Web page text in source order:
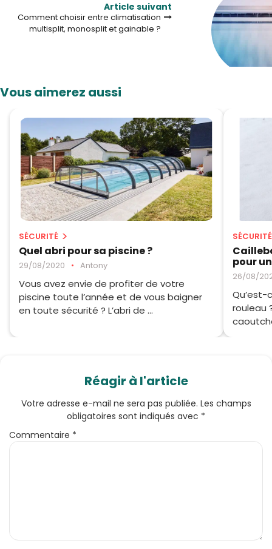
Article suivant
Comment choisir entre climatisation
multisplit, monosplit et gainable ?
Vous aimerez aussi
SÉCURITÉ
Quel abri pour sa piscine ?
29/08/2020 • Antony
Vous avez envie de profiter de votre
piscine toute l’année et de vous baigner
en toute sécurité ? L’abri de ...
SÉCURITÉ
pour
26/08/
Qu’est-
rouleau
Réagir à l'article
Votre adresse e-mail ne sera pas publiée. Les champs
obligatoires sont indiqués avec *
Commentaire *